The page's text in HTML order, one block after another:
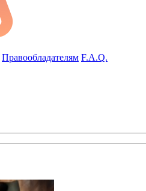
Правообладателям F.A.Q.